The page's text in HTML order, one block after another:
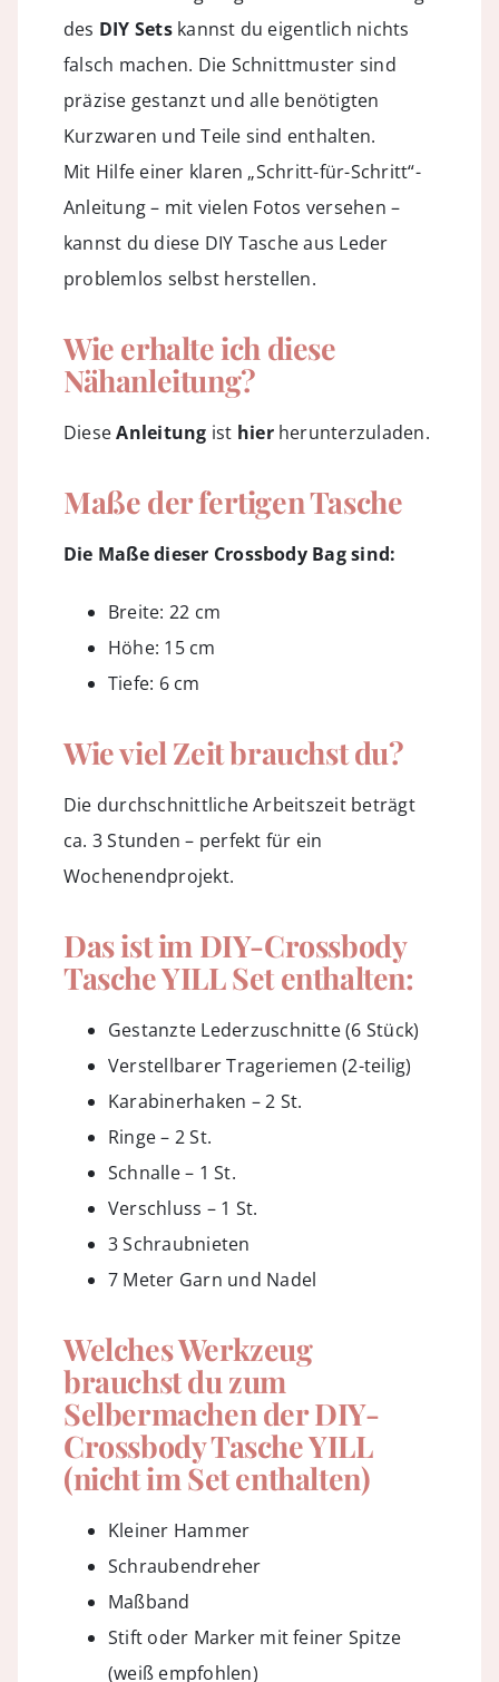
des DIY Setskannst du eigentlich nichts
falsch machen. Die Schnittmuster sind
präzise gestanzt und alle benötigten
Kurzwaren und Teile sind enthalten.
Mit Hilfe einer klaren „Schritt-für-Schritt“-
Anleitung – mit vielen Fotos versehen –
kannst du diese DIY Tasche aus Leder
problemlos selbst herstellen.
Wie erhalte ich diese
Nähanleitung?
DieseAnleitung ist hierherunterzuladen.
Maße der fertigen Tasche
Die Maße dieser Crossbody Bag sind:
Breite: 22 cm
Höhe: 15 cm
Tiefe: 6 cm
Wie viel Zeit brauchst du?
Die durchschnittliche Arbeitszeit beträgt
ca. 3 Stunden – perfekt für ein
Wochenendprojekt.
Das ist im DIY-Crossbody
Tasche YILL Set enthalten:
Gestanzte Lederzuschnitte (6 Stück)
Verstellbarer Trageriemen (2-teilig)
Karabinerhaken – 2 St.
Ringe – 2 St.
Schnalle – 1 St.
Verschluss – 1 St.
3 Schraubnieten
7 Meter Garn und Nadel
Welches Werkzeug
brauchst du zum
Selbermachen derDIY-
Crossbody Tasche YILL
(nicht im Set enthalten)
Kleiner Hammer
Schraubendreher
Maßband
Stift oder Marker mit feiner Spitze
(weiß empfohlen)